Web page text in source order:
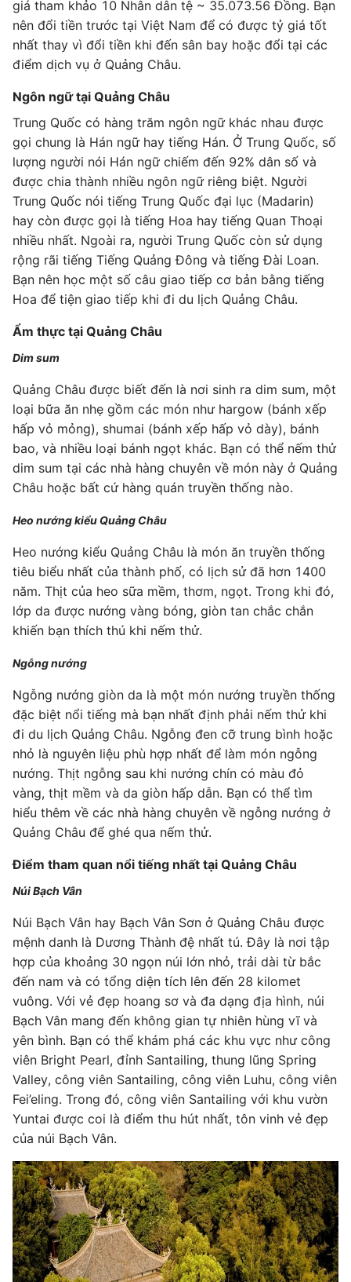
giá tham khảo 10 Nhân dân tệ ~ 35.073.56 Đồng. Bạn
nên đổi tiền trước tại Việt Nam để có được tỷ giá tốt
nhất thay vì đổi tiền khi đến sân bay hoặc đổi tại các
điểm dịch vụ ở Quảng Châu.
Ngôn ngữ tại Quảng Châu
Trung Quốc có hàng trăm ngôn ngữ khác nhau được
gọi chung là Hán ngữ hay tiếng Hán. Ở Trung Quốc, số
lượng người nói Hán ngữ chiếm đến 92% dân số và
được chia thành nhiều ngôn ngữ riêng biệt. Người
Trung Quốc nói tiếng Trung Quốc đại lục (Madarin)
hay còn được gọi là tiếng Hoa hay tiếng Quan Thoại
nhiều nhất. Ngoài ra, người Trung Quốc còn sử dụng
rộng rãi tiếng Tiếng Quảng Đông và tiếng Đài Loan.
Bạn nên học một số câu giao tiếp cơ bản bằng tiếng
Hoa để tiện giao tiếp khi đi du lịch Quảng Châu.
Ẩm thực tại Quảng Châu
Dim sum
Quảng Châu được biết đến là nơi sinh ra dim sum, một
loại bữa ăn nhẹ gồm các món như hargow (bánh xếp
hấp vỏ mỏng), shumai (bánh xếp hấp vỏ dày), bánh
bao, và nhiều loại bánh ngọt khác. Bạn có thể nếm thử
dim sum tại các nhà hàng chuyên về món này ở Quảng
Châu hoặc bất cứ hàng quán truyền thống nào.
Heo nướng kiểu Quảng Châu
Heo nướng kiểu Quảng Châu là món ăn truyền thống
tiêu biểu nhất của thành phố, có lịch sử đã hơn 1400
năm. Thịt của heo sữa mềm, thơm, ngọt. Trong khi đó,
lớp da được nướng vàng bóng, giòn tan chắc chắn
khiến bạn thích thú khi nếm thử.
Ngỗng nướng
Ngỗng nướng giòn da là một món nướng truyền thống
đặc biệt nổi tiếng mà bạn nhất định phải nếm thử khi
đi du lịch Quảng Châu. Ngỗng đen cỡ trung bình hoặc
nhỏ là nguyên liệu phù hợp nhất để làm món ngỗng
nướng. Thịt ngỗng sau khi nướng chín có màu đỏ
vàng, thịt mềm và da giòn hấp dẫn. Bạn có thể tìm
hiểu thêm về các nhà hàng chuyên về ngỗng nướng ở
Quảng Châu để ghé qua nếm thử.
Điểm tham quan nổi tiếng nhất tại Quảng Châu
Núi Bạch Vân
Núi Bạch Vân hay Bạch Vân Sơn ở Quảng Châu được
mệnh danh là Dương Thành đệ nhất tú. Đây là nơi tập
hợp của khoảng 30 ngọn núi lớn nhỏ, trải dài từ bắc
đến nam và có tổng diện tích lên đến 28 kilomet
vuông. Với vẻ đẹp hoang sơ và đa dạng địa hình, núi
Bạch Vân mang đến không gian tự nhiên hùng vĩ và
yên bình. Bạn có thể khám phá các khu vực như công
viên Bright Pearl, đỉnh Santailing, thung lũng Spring
Valley, công viên Santailing, công viên Luhu, công viên
Fei’eling. Trong đó, công viên Santailing với khu vườn
Yuntai được coi là điểm thu hút nhất, tôn vinh vẻ đẹp
của núi Bạch Vân.